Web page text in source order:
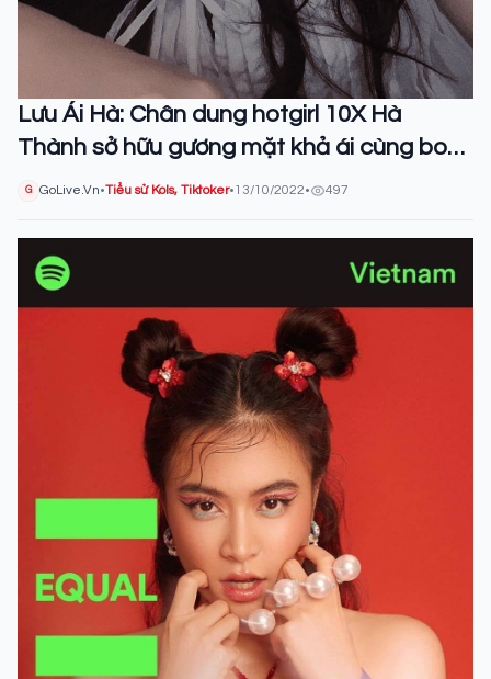
Lưu Ái Hà: Chân dung hotgirl 10X Hà
Thành sở hữu gương mặt khả ái cùng body
đốt mắt người nhìn
G GoLive.Vn•Tiểu sử Kols, Tiktoker•13/10/2022• 497